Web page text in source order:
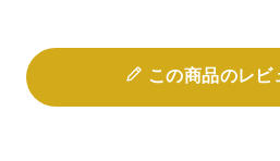
この商品のレビ